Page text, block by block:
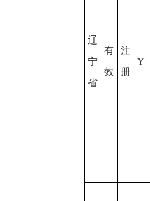
辽
宁
省
有
效
注
册
Y